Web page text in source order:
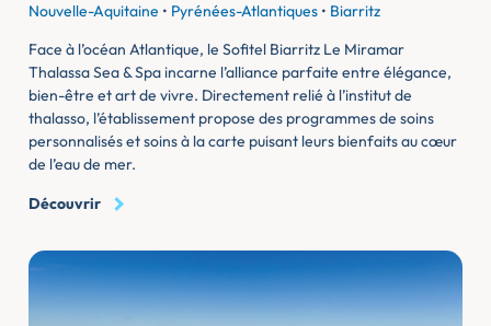
Nouvelle-Aquitaine • Pyrénées-Atlantiques • Biarritz
Face à l’océan Atlantique, le Sofitel Biarritz Le Miramar
Thalassa Sea & Spa incarne l’alliance parfaite entre élégance,
bien-être et art de vivre. Directement relié à l’institut de
thalasso, l’établissement propose des programmes de soins
personnalisés et soins à la carte puisant leurs bienfaits au cœur
de l’eau de mer.
Découvrir